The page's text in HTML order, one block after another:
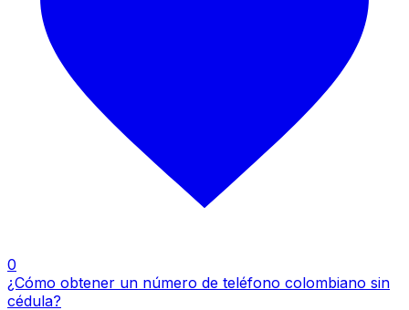
0
¿Cómo obtener un número de teléfono colombiano sin
cédula?